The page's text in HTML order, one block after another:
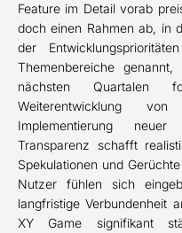
Feature im Detail vorab
doch einen Rahmen ab, in
der
Themenbereiche
nächsten Quartalen
Weiterentwicklung
Implementierung neuer
Transparenz schafft
Spekulationen und
Nutzer fühlen sich
langfristige Verbundenheit
XY Game signifikant